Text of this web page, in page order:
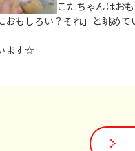
こたちゃんはお
おもしろい？それ」と眺め
ます☆